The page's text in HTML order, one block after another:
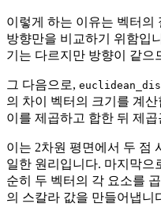
이렇게 하는 이유는 벡터의
방향만을 비교하기 위함입
기는 다르지만 방향이 같으
그 다음으로,
의 차이 벡터의 크기를 계
이를 제곱하고 합한 뒤 제
이는 2차원 평면에서 두 점
일한 원리입니다. 마지막으
순히 두 벡터의 각 요소를
의 스칼라 값을 만들어냅니